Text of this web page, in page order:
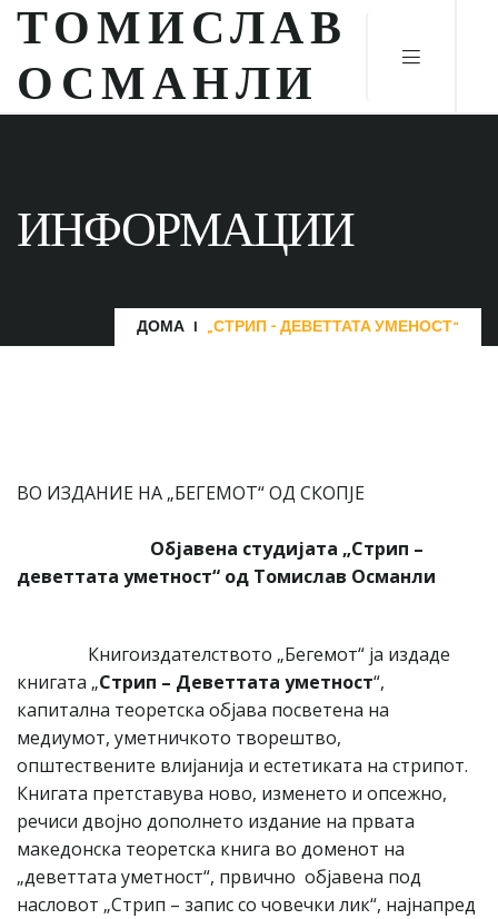
ТОМИСЛАВ
ОСМАНЛИ
ИНФОРМАЦИИ
ДОМА „СТРИП – ДЕВЕТТАТА УМЕНОСТ“
ВО ИЗДАНИЕ НА „БЕГЕМОТ“ ОД СКОПЈЕ
Објавена студијата „Стрип –
деветтата уметност“ од Томислав Османли
Книгоиздателството „Бегемот“ ја издаде
книгата „Стрип – Деветтата уметност“,
капитална теоретска објава посветена на
медиумот, уметничкото творештво,
општествените влијанија и естетиката на стрипот.
Книгата претставува ново, изменето и опсежно,
речиси двојно дополнето издание на првата
македонска теоретска книга во доменот на
„деветтата уметност“, првично објавена под
насловот „Стрип – запис со човечки лик“, најнапред